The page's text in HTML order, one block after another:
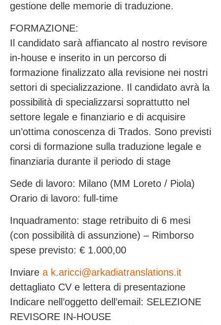
gestione delle memorie di traduzione.
FORMAZIONE:
Il candidato sarà affiancato al nostro revisore
in-house e inserito in un percorso di
formazione finalizzato alla revisione nei nostri
settori di specializzazione. Il candidato avrà la
possibilità di specializzarsi soprattutto nel
settore legale e finanziario e di acquisire
un’ottima conoscenza di Trados. Sono previsti
corsi di formazione sulla traduzione legale e
finanziaria durante il periodo di stage
Sede di lavoro: Milano (MM Loreto / Piola)
Orario di lavoro: full-time
Inquadramento: stage retribuito di 6 mesi
(con possibilità di assunzione) – Rimborso
spese previsto: € 1.000,00
Inviare a k.aricci@arkadiatranslations.it
dettagliato CV e lettera di presentazione
Indicare nell’oggetto dell’email: SELEZIONE
REVISORE IN-HOUSE